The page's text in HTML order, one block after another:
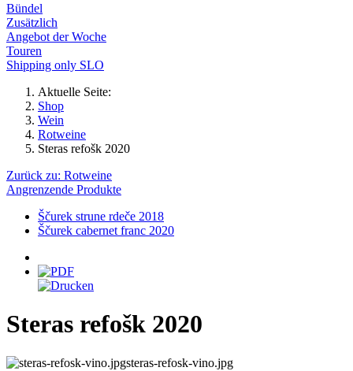
Bündel
Zusätzlich
Angebot der Woche
Touren
Shipping only SLO
Aktuelle Seite:
Shop
Wein
Rotweine
Steras refošk 2020
Zurück zu: Rotweine
Angrenzende Produkte
Ščurek strune rdeče 2018
Ščurek cabernet franc 2020
Steras refošk 2020
steras-refosk-vino.jpg